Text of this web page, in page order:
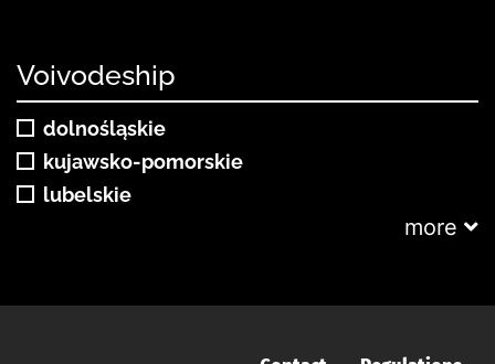
Voivodeship
dolnośląskie
kujawsko-pomorskie
lubelskie
more